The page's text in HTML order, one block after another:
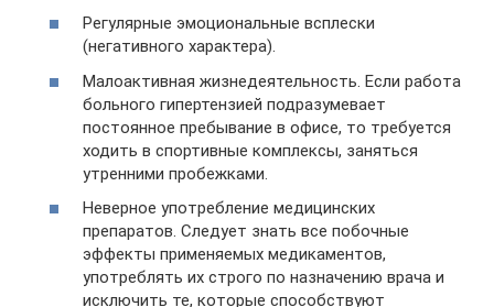
Регулярные эмоциональные всплески
(негативного характера).
Малоактивная жизнедеятельность. Если работа
больного гипертензией подразумевает
постоянное пребывание в офисе, то требуется
ходить в спортивные комплексы, заняться
утренними пробежками.
Неверное употребление медицинских
препаратов. Следует знать все побочные
эффекты применяемых медикаментов,
употреблять их строго по назначению врача и
исключить те, которые способствуют